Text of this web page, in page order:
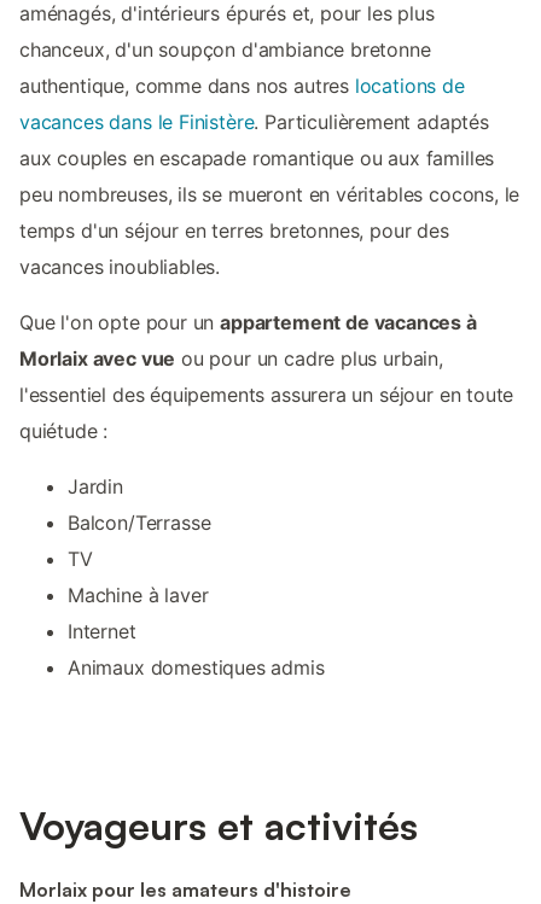
aménagés, d'intérieurs épurés et, pour les plus
chanceux, d'un soupçon d'ambiance bretonne
authentique, comme dans nos autres locations de
vacances dans le Finistère. Particulièrement adaptés
aux couples en escapade romantique ou aux familles
peu nombreuses, ils se mueront en véritables cocons, le
temps d'un séjour en terres bretonnes, pour des
vacances inoubliables.
Que l'on opte pour unappartement de vacances à
Morlaix avec vue ou pour un cadre plus urbain,
l'essentiel des équipements assurera un séjour en toute
quiétude :
Jardin
Balcon/Terrasse
TV
Machine à laver
Internet
Animaux domestiques admis
Voyageurs et activités
Morlaix pour les amateurs d'histoire